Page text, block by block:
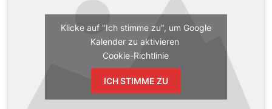
Klicke auf "Ich stimme zu", um Google
Kalender zu aktivieren
Cookie-Richtlinie
ICH STIMME ZU